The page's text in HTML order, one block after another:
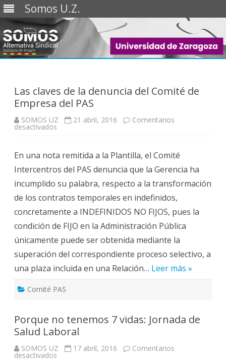
Somos U.Z.
Saltar
Las claves de la denuncia del Comité de
Empresa del PAS
SOMOS UZ 21 abril, 2016 Comentarios
desactivados
la
denuncia
del
Comité
de
Empresa
del
PAS
En una nota remitida a la Plantilla, el Comité
Intercentros del PAS denuncia que la Gerencia ha
incumplido su palabra, respecto a la transformación
de los contratos temporales en indefinidos,
concretamente a INDEFINIDOS NO FIJOS, pues la
condición de FIJO en la Administración Pública
únicamente puede ser obtenida mediante la
superación del correspondiente proceso selectivo, a
una plaza incluida en una Relación… Leer más »
Comité PAS
Porque no tenemos 7 vidas: Jornada de
Salud Laboral
SOMOS UZ 17 abril, 2016 Comentarios
desactivados